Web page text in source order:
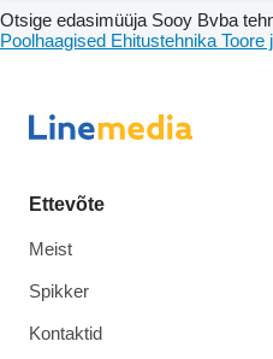
Otsige edasimüüja Sooy Bvba
Poolhaagised Ehitustehnika Toore
Ettevõte
Meist
Spikker
Kontaktid